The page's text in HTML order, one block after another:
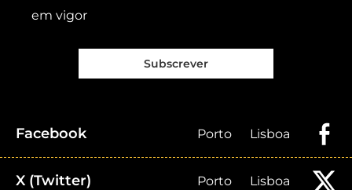
em vigor
Subscrever
Facebook Porto Lisboa
X (Twitter) Porto Lisboa